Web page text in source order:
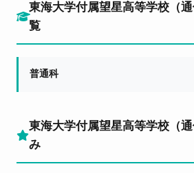
東海大学付属望星高等学校（
覧
普通科
東海大学付属望星高等学校（
み